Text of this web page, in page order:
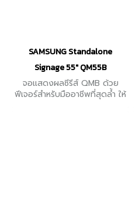
SAMSUNG Standalone
Signage 55" QM55B
จอแสดงผลซีรีส์ QMB ด้วย
ฟีเจอร์สำหรับมืออาชีพที่สุดล้ำ ให้